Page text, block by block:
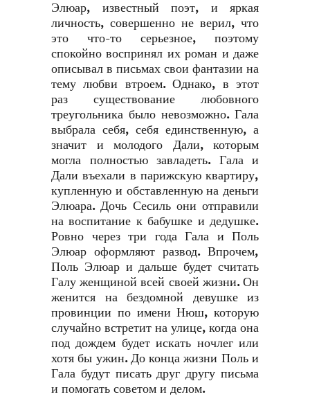
Элюар, известный поэт, и яркая
личность, совершенно не верил, что
это что-то серьезное, поэтому
спокойно воспринял их роман и даже
описывал в письмах свои фантазии на
тему любви втроем. Однако, в этот
раз существование любовного
треугольника было невозможно. Гала
выбрала себя, себя единственную, а
значит и молодого Дали, которым
могла полностью завладеть. Гала и
Дали въехали в парижскую квартиру,
купленную и обставленную на деньги
Элюара. Дочь Сесиль они отправили
на воспитание к бабушке и дедушке.
Ровно через три года Гала и Поль
Элюар оформляют развод. Впрочем,
Поль Элюар и дальше будет считать
Галу женщиной всей своей жизни. Он
женится на бездомной девушке из
провинции по имени Нюш, которую
случайно встретит на улице, когда она
под дождем будет искать ночлег или
хотя бы ужин. До конца жизни Поль и
Гала будут писать друг другу письма
и помогать советом и делом.